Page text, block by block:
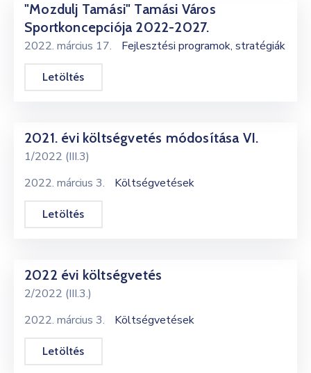
"Mozdulj Tamási" Tamási Város
Sportkoncepciója 2022-2027.
2022. március 17. Fejlesztési programok, stratégiák
Letöltés
2021. évi költségvetés módosítása VI.
1/2022 (III.3)
2022. március 3.
Költségvetések
Letöltés
2022 évi költségvetés
2/2022 (III.3.)
2022. március 3.
Költségvetések
Letöltés